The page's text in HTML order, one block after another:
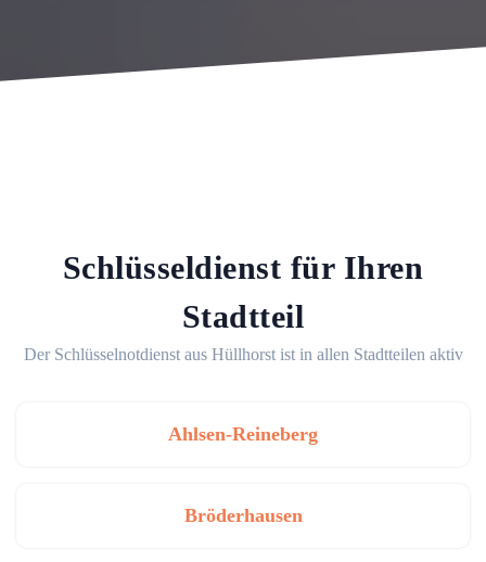
Schlüsseldienst für Ihren
Stadtteil
Der Schlüsselnotdienst aus Hüllhorst ist in allen Stadtteilen aktiv
Ahlsen-Reineberg
Bröderhausen